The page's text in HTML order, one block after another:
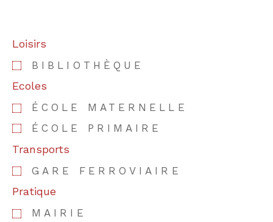
Loisirs
BIBLIOTHÈQUE
Ecoles
ÉCOLE MATERNELLE
ÉCOLE PRIMAIRE
Transports
GARE FERROVIAIRE
Pratique
MAIRIE